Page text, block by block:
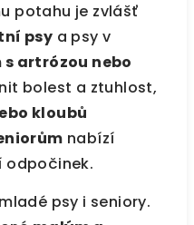
potahu je zvlášť
psy a psy v
s artrózou nebo
bolest a ztuhlost,
kloubů
nabízí
odpočinek.
psy i seniory.